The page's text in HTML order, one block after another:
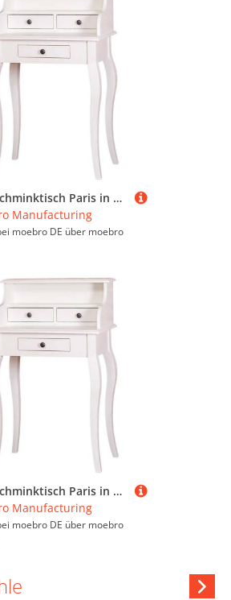
Kleiner Schminktisch Paris in Landhausoptik tief gebürstet
Manufacturing
moebro DE über moebro
Kleiner Schminktisch Paris in Landhausoptik lackiert
Manufacturing
moebro DE über moebro